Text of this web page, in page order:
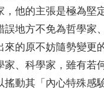
，他的主張是極為堅
誤地方不免為哲學家
來的原不妨隨勢變更
家、科學家 ，雖有若
搖動其 「 內心特殊感